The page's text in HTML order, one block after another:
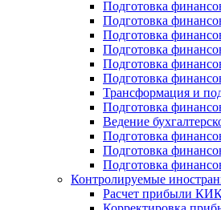
Подготовка
Подготовка
Подготовка
Подготовка
Подготовка
Подготовка
Трансформация и
Подготовка
Ведение
Подготовка
Подготовка
Подготовка
Контролируемые
Расчет прибыли